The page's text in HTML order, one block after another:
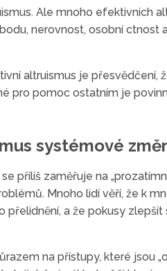
Ale mnoho efektivních
nerovnost, osobní
altruismus je
pro pomoc ostatním je
systémové
příliš zaměřuje na
Mnoho lidí věří, že k
přelidnění, a že pokusy
na přístupy, které jsou